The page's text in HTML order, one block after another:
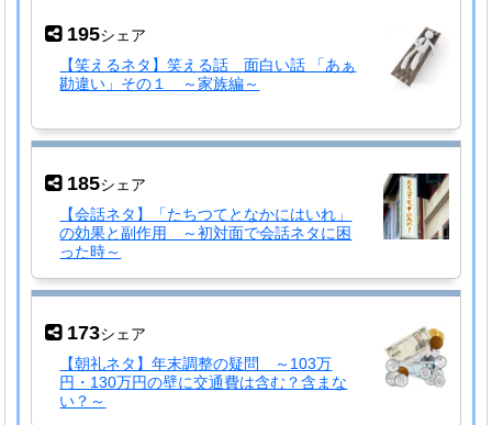
195シェア
【笑えるネタ】笑える話 面白い話 「あぁ
勘違い」その１ ～家族編～
185シェア
【会話ネタ】「たちつてとなかにはいれ」
の効果と副作用 ～初対面で会話ネタに困
った時～
173シェア
【朝礼ネタ】年末調整の疑問 ～103万
円・130万円の壁に交通費は含む？含まな
い？～